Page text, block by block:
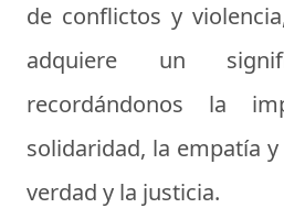
de conflictos y
adquiere un
recordándonos la
solidaridad, la empatía
verdad y la justicia.